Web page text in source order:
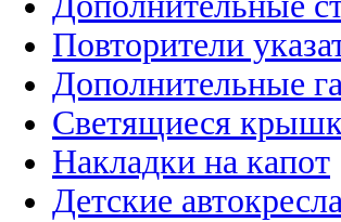
Повторители
Дополнительные
Светящиеся
Накладки на капот
Детские